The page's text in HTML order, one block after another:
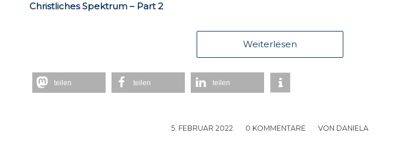
Christliches Spektrum – Part 2
Weiterlesen
teilen teilen teilen
5. FEBRUAR 2022
/ 0 KOMMENTARE
/ VON DANIELA